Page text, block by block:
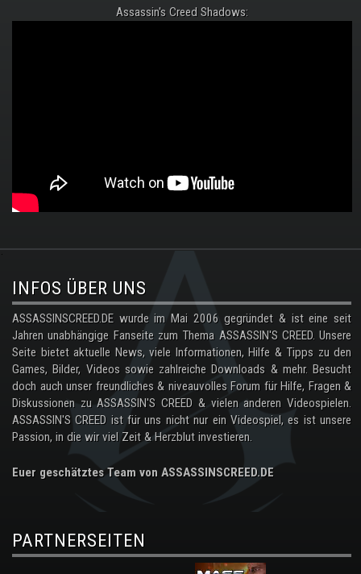
Assassin's Creed Shadows:
.
INFOS ÜBER UNS
ASSASSINSCREED.DE wurde im Mai 2006 gegründet & ist eine seit
Jahren unabhängige Fanseite zum Thema ASSASSIN'S CREED. Unsere
Seite bietet aktuelle News, viele Informationen, Hilfe & Tipps zu den
Games, Bilder, Videos sowie zahlreiche Downloads & mehr. Besucht
doch auch unser freundliches & niveauvolles Forum für Hilfe, Fragen &
Diskussionen zu ASSASSIN'S CREED & vielen anderen Videospielen.
ASSASSIN'S CREED ist für uns nicht nur ein Videospiel, es ist unsere
Passion, in die wir viel Zeit & Herzblut investieren.
Euer geschätztes Team von ASSASSINSCREED.DE
PARTNERSEITEN